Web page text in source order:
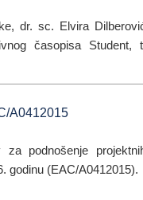
dr. sc. Elvira
časopisa Student,
A0412015
za podnošenje
godinu (EAC/A0412015).